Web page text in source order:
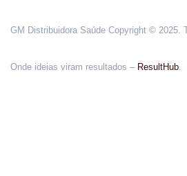
GM Distribuidora Saúde Copyright © 2025.
Onde ideias viram resultados – ResultHub.